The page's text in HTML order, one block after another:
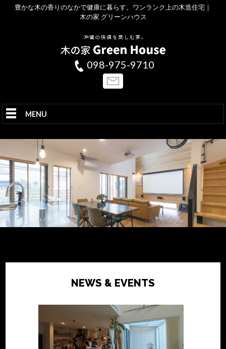
豊かな木の香りのなかで健康に暮らす。ワンランク上の木造住宅｜
木の家 グリーンハウス
098-975-9710
MENU
NEWS & EVENTS